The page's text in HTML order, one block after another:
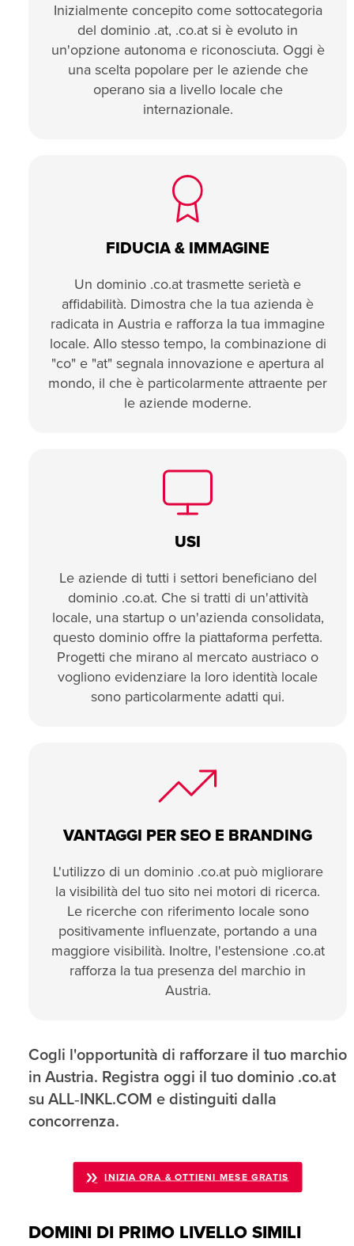
Inizialmente concepito come sottocategoria
del dominio .at, .co.at si è evoluto in
un'opzione autonoma e riconosciuta. Oggi è
una scelta popolare per le aziende che
operano sia a livello locale che
internazionale.
FIDUCIA & IMMAGINE
Un dominio .co.at trasmette serietà e
affidabilità. Dimostra che la tua azienda è
radicata in Austria e rafforza la tua immagine
locale. Allo stesso tempo, la combinazione di
"co" e "at" segnala innovazione e apertura al
mondo, il che è particolarmente attraente per
le aziende moderne.
USI
Le aziende di tutti i settori beneficiano del
dominio .co.at. Che si tratti di un'attività
locale, una startup o un'azienda consolidata,
questo dominio offre la piattaforma perfetta.
Progetti che mirano al mercato austriaco o
vogliono evidenziare la loro identità locale
sono particolarmente adatti qui.
VANTAGGI PER SEO E BRANDING
L'utilizzo di un dominio .co.at può migliorare
la visibilità del tuo sito nei motori di ricerca.
Le ricerche con riferimento locale sono
positivamente influenzate, portando a una
maggiore visibilità. Inoltre, l'estensione .co.at
rafforza la tua presenza del marchio in
Austria.
Cogli l'opportunità di rafforzare il tuo marchio
in Austria. Registra oggi il tuo dominio .co.at
su ALL‑INKL.COM e distinguiti dalla
concorrenza.
INIZIA ORA & OTTIENI MESE GRATIS
DOMINI DI PRIMO LIVELLO SIMILI